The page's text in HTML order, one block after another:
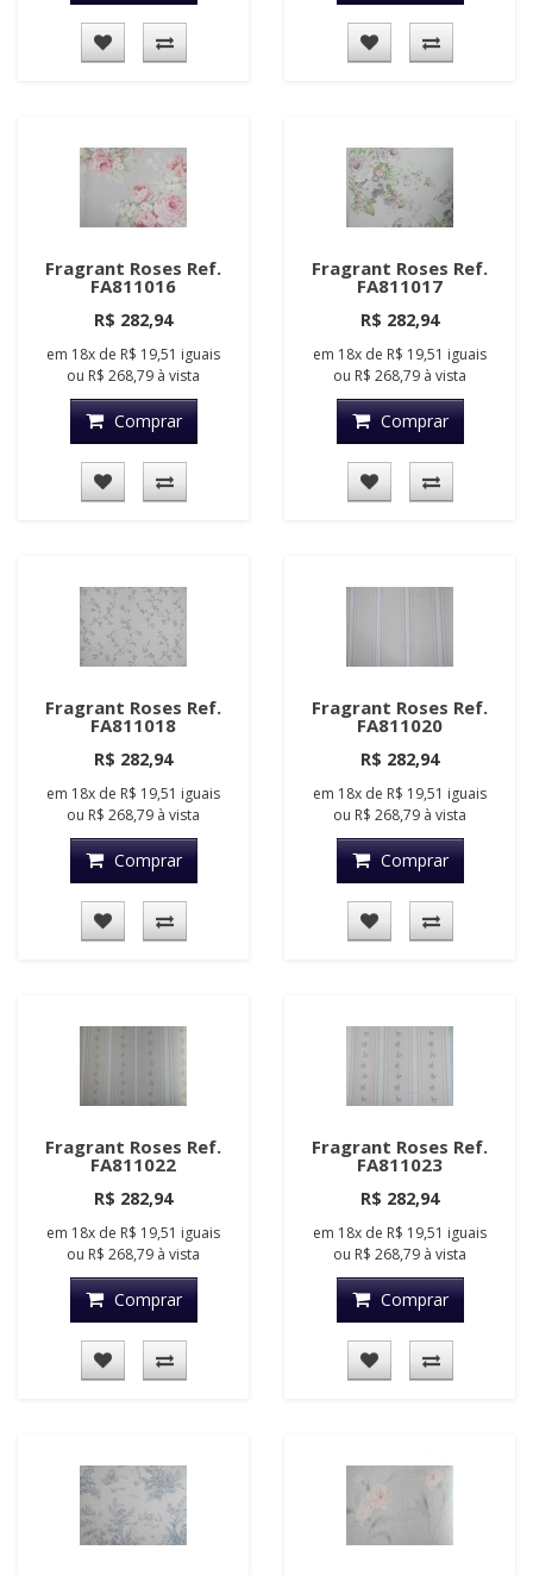
Fragrant Roses Ref.
FA811016
R$ 282,94
em 18x de R$ 19,51 iguais
ou R$ 268,79 à vista
Comprar
Fragrant Roses Ref.
FA811017
R$ 282,94
em 18x de R$ 19,51 iguais
ou R$ 268,79 à vista
Comprar
Fragrant Roses Ref.
FA811018
R$ 282,94
em 18x de R$ 19,51 iguais
ou R$ 268,79 à vista
Comprar
Fragrant Roses Ref.
FA811020
R$ 282,94
em 18x de R$ 19,51 iguais
ou R$ 268,79 à vista
Comprar
Fragrant Roses Ref.
FA811022
R$ 282,94
em 18x de R$ 19,51 iguais
ou R$ 268,79 à vista
Comprar
Fragrant Roses Ref.
FA811023
R$ 282,94
em 18x de R$ 19,51 iguais
ou R$ 268,79 à vista
Comprar